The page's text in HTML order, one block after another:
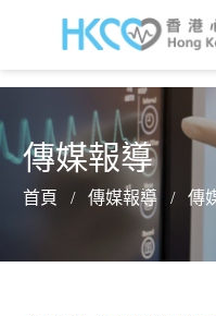
傳媒報導
首頁 / 傳媒報導 / 傳